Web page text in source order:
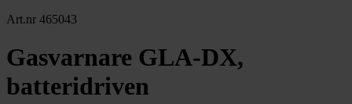
Art.nr 465043
Gasvarnare GLA-DX,
batteridriven